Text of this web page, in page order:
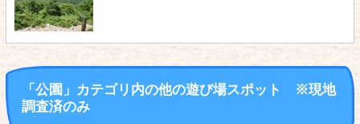
「公園」カテゴリ内の他の遊び場スポット ※現地
調査済のみ